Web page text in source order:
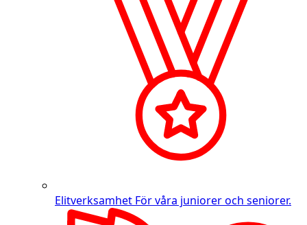
Elitverksamhet För våra juniorer och seniorer.